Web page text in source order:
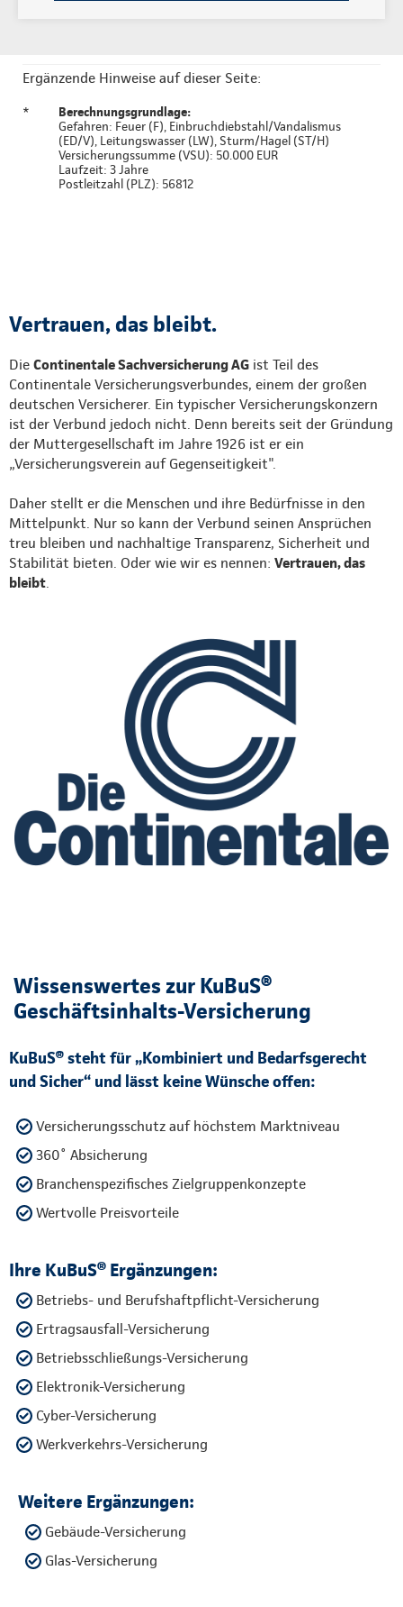
Ergänzende Hinweise auf dieser Seite:
*
Berechnungsgrundlage:
Gefahren: Feuer (F), Einbruchdiebstahl/Vandalismus
(ED/V), Leitungswasser (LW), Sturm/Hagel (ST/H)
Versicherungssumme (VSU): 50.000 EUR
Laufzeit: 3 Jahre
Postleitzahl (PLZ): 56812
Vertrauen, das bleibt.
Die Continentale Sachversicherung AG ist Teil des
Continentale Versicherungsverbundes, einem der großen
deutschen Versicherer. Ein typischer Versicherungskonzern
ist der Verbund jedoch nicht. Denn bereits seit der Gründung
der Muttergesellschaft im Jahre 1926 ist er ein
„Versicherungsverein auf Gegenseitigkeit".
Daher stellt er die Menschen und ihre Bedürfnisse in den
Mittelpunkt. Nur so kann der Verbund seinen Ansprüchen
treu bleiben und nachhaltige Transparenz, Sicherheit und
Stabilität bieten. Oder wie wir es nennen: Vertrauen, das
bleibt.
Wissenswertes zur KuBuS®
Geschäftsinhalts-Versicherung
KuBuS® steht für „Kombiniert und Bedarfsgerecht
und Sicher“ und lässt keine Wünsche offen:
Versicherungsschutz auf höchstem Marktniveau
360˚ Absicherung
Branchenspezifisches Zielgruppenkonzepte
Wertvolle Preisvorteile
Ihre KuBuS® Ergänzungen:
Betriebs- und Berufshaftpflicht-Versicherung
Ertragsausfall-Versicherung
Betriebsschließungs-Versicherung
Elektronik-Versicherung
Cyber-Versicherung
Werkverkehrs-Versicherung
Weitere Ergänzungen:
Gebäude-Versicherung
Glas-Versicherung